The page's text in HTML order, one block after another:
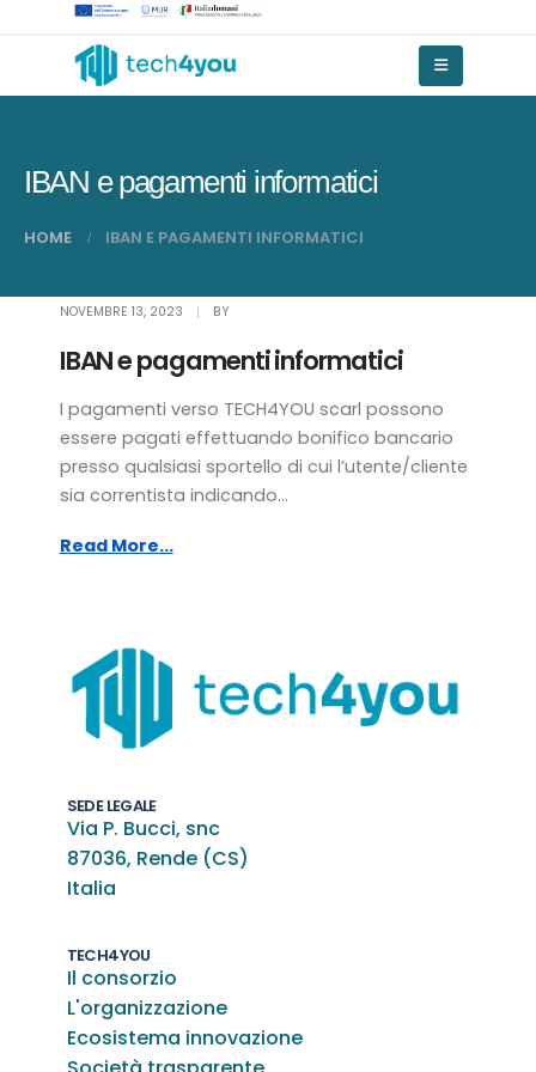
IBAN e pagamenti informatici
HOME IBAN E PAGAMENTI INFORMATICI
NOVEMBRE 13, 2023 BY
IBAN e pagamenti informatici
I pagamenti verso TECH4YOU scarl possono
essere pagati effettuando bonifico bancario
presso qualsiasi sportello di cui l’utente/cliente
sia correntista indicando...
Read More...
SEDE LEGALE
Via P. Bucci, snc
87036, Rende (CS)
Italia
TECH4YOU
Il consorzio
L'organizzazione
Ecosistema innovazione